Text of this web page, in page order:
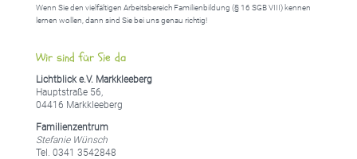
Wenn Sie den vielfältigen Arbeitsbereich Familienbildung (§ 16 SGB VIII) kennen
lernen wollen, dann sind Sie bei uns genau richtig!
Wir sind für Sie da
Lichtblick e.V. Markkleeberg
Hauptstraße 56,
04416 Markkleeberg
Familienzentrum
Stefanie Wünsch
Tel. 0341 3542848